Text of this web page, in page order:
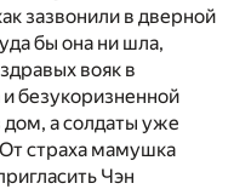
зазвонили в дверной
бы она ни шла,
вояк в
и безукоризненной
дом, а солдаты уже
страха мамушка
Чэн